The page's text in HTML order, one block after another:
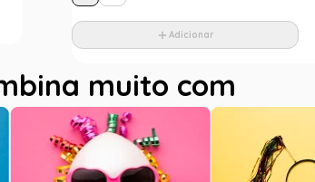
Adicionar
muito com